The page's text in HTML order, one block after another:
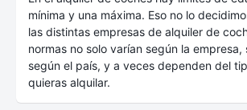
mínima y una máxima. Eso no lo
las distintas empresas de alquiler de
normas no solo varían según la empresa,
según el país, y a veces dependen del
quieras alquilar.